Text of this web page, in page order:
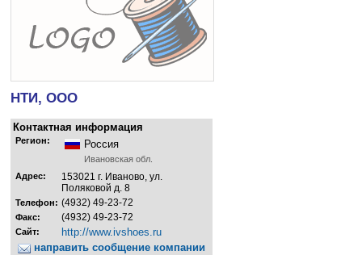
НТИ, ООО
Контактная информация
Регион: Россия
Ивановская обл.
Адрес:
153021 г. Иваново, ул.
Поляковой д. 8
Телефон: (4932) 49-23-72
Факс: (4932) 49-23-72
Сайт:
http://www.ivshoes.ru
направить сообщение компании